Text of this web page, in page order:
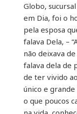
Globo,
em Dia, foi o
pela esposa
falava Dela, –
não deixava
falava dela de
de ter vivido
único e
o que poucos